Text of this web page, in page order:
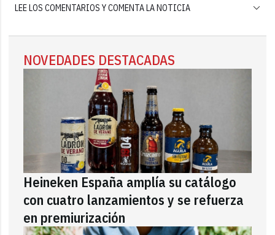
LEE LOS COMENTARIOS Y COMENTA LA NOTICIA
NOVEDADES DESTACADAS
Heineken España amplía su catálogo
con cuatro lanzamientos y se refuerza
en premiurización